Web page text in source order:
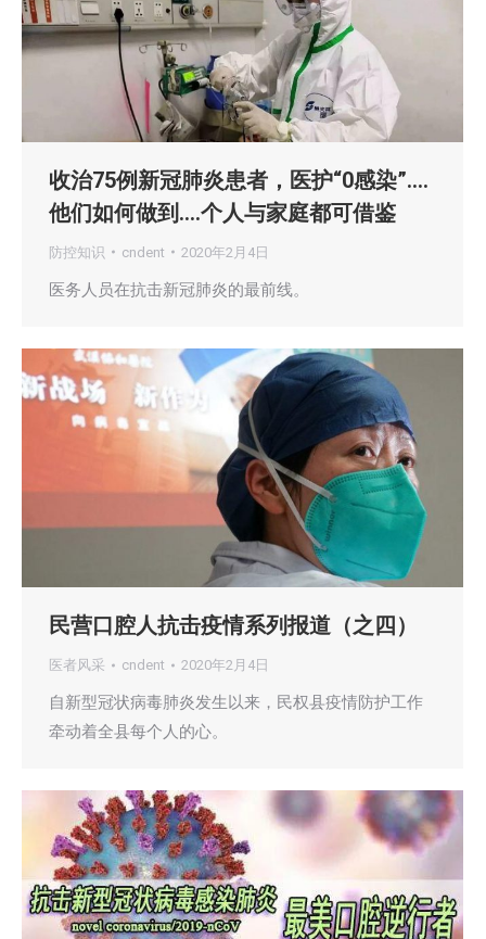
收治75例新冠肺炎患者，医护“0感染”….
他们如何做到….个人与家庭都可借鉴
防控知识 cndent 2020年2月4日
医务人员在抗击新冠肺炎的最前线。
民营口腔人抗击疫情系列报道（之四）
医者风采 cndent 2020年2月4日
自新型冠状病毒肺炎发生以来，民权县疫情防护工作
牵动着全县每个人的心。